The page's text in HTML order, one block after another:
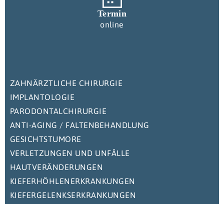
Termin
online
ZAHNÄRZTLICHE CHIRURGIE
IMPLANTOLOGIE
PARODONTALCHIRURGIE
ANTI-AGING / FALTENBEHANDLUNG
GESICHTSTUMORE
VERLETZUNGEN UND UNFÄLLE
HAUTVERÄNDERUNGEN
KIEFERHÖHLENERKRANKUNGEN
KIEFERGELENKSERKRANKUNGEN